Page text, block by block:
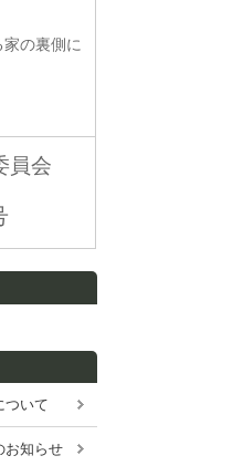
の裏側に
会
ついて
お知らせ